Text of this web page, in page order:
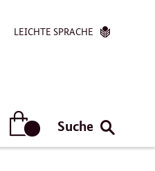
LEICHTE SPRACHE
Artikel
Suche